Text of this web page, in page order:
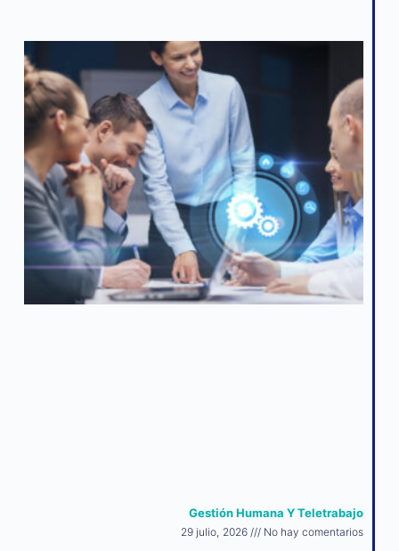
Gestión Humana Y Teletrabajo
29 julio, 2026 No hay comentarios